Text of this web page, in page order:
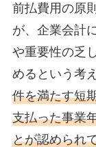
前払費用の原
が、企業会計
や重要性の乏
めるという考
件を満たす短
支払った事業
とが認められ